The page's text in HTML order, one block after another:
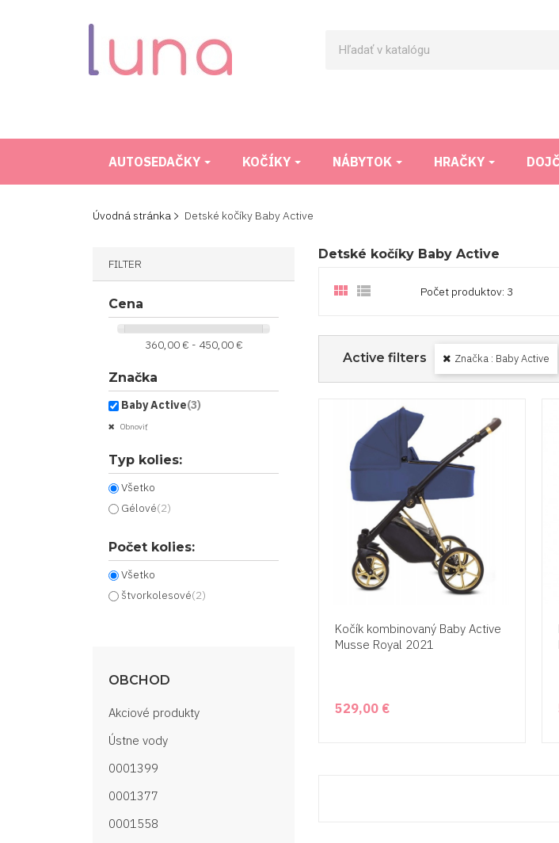
AUTOSEDAČKY KOČÍKY NÁBYTOK HRAČKY
Úvodná stránka Detské kočíky Baby Active
FILTER
Cena
360,00 € - 450,00 €
Značka
Baby Active(3)
Obnoviť
Typ kolies:
Všetko
Gélové(2)
Počet kolies:
Všetko
štvorkolesové(2)
OBCHOD
Akciové produkty
Ústne vody
0001399
0001377
0001558
Detské kočíky Baby Active
  Počet produktov: 3
Active filters Značka : Baby Active
Kočík kombinovaný Baby Active
Musse Royal 2021
529,00 €